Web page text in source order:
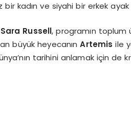
bir kadın ve siyahi bir erkek
Russell, programın toplum
büyük heyecanınArtemis ile
tarihini anlamak için de